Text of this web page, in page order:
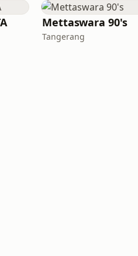
Mettaswara 90's
Tangerang